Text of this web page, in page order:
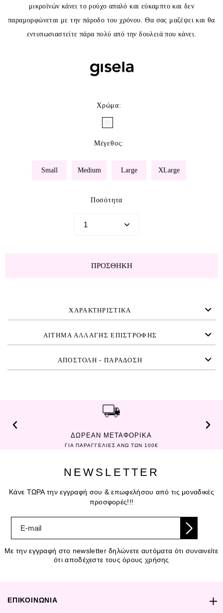
μικροϊνών κάνει το ρούχο απαλό και εύκαμπτο και δεν
παραμορφώνεται με την πάροδο του χρόνου. Θα σας μαζέψει και θα
εντυπωσιαστείτε πάρα πολύ από την δουλειά που κάνει.
Χρώμα:
Μέγεθος:
Small Medium Large XLarge
Ποσότητα
ΠΡΟΣΘΉΚΗ
ΧΑΡΑΚΤΗΡΙΣΤΙΚΑ
ΑΙΤΗΜΑ ΑΛΛΑΓΗΣ ΕΠΙΣΤΡΟΦΗΣ
ΑΠΟΣΤΟΛΗ - ΠΑΡΑΔΟΣΗ
ΔΩΡΕΑΝ ΜΕΤΑΦΟΡΙΚΑ
ΓΙΑ ΠΑΡΑΓΓΕΛΙΕΣ ΑΝΩ ΤΩΝ 100€
NEWSLETTER
Κάνε ΤΩΡΑ την εγγραφή σου & επωφελήσου από τις μοναδικές
προσφορές!!!
Με την εγγραφή στο newsletter δηλώνετε αυτόματα ότι συναινείτε
ότι αποδέχεστε τους όρους χρήσης
ΕΠΙΚΟΙΝΩΝΙΑ